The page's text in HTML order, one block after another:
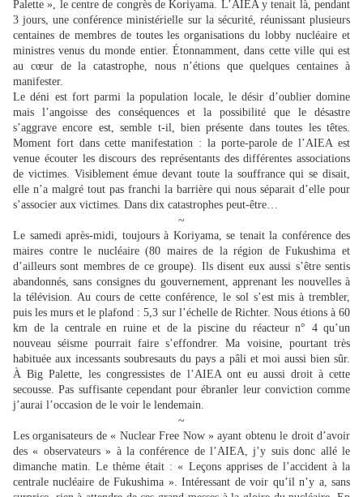
Palette », le centre de congrès de Koriyama. L’AIEA y tenait là, pendant
3 jours, une conférence ministérielle sur la sécurité, réunissant plusieurs
centaines de membres de toutes les organisations du lobby nucléaire et
ministres venus du monde entier. Étonnamment, dans cette ville qui est
au cœur de la catastrophe, nous n’étions que quelques centaines à
manifester.
Le déni est fort parmi la population locale, le désir d’oublier domine
mais l’angoisse des conséquences et la possibilité que le désastre
s’aggrave encore est, semble t-il, bien présente dans toutes les têtes.
Moment fort dans cette manifestation : la porte-parole de l’AIEA est
venue écouter les discours des représentants des différentes associations
de victimes. Visiblement émue devant toute la souffrance qui se disait,
elle n’a malgré tout pas franchi la barrière qui nous séparait d’elle pour
s’associer aux victimes. Dans dix catastrophes peut-être…
~
Le samedi après-midi, toujours à Koriyama, se tenait la conférence des
maires contre le nucléaire (80 maires de la région de Fukushima et
d’ailleurs sont membres de ce groupe). Ils disent eux aussi s’être sentis
abandonnés, sans consignes du gouvernement, apprenant les nouvelles à
la télévision. Au cours de cette conférence, le sol s’est mis à trembler,
puis les murs et le plafond : 5,3 sur l’échelle de Richter. Nous étions à 60
km de la centrale en ruine et de la piscine du réacteur n° 4 qu’un
nouveau séisme pourrait faire s’effondrer. Ma voisine, pourtant très
habituée aux incessants soubresauts du pays a pâli et moi aussi bien sûr.
À Big Palette, les congressistes de l’AIEA ont eu aussi droit à cette
secousse. Pas suffisante cependant pour ébranler leur conviction comme
j’aurai l’occasion de le voir le lendemain.
~
Les organisateurs de « Nuclear Free Now » ayant obtenu le droit d’avoir
des « observateurs » à la conférence de l’AIEA, j’y suis donc allé le
dimanche matin. Le thème était : « Leçons apprises de l’accident à la
centrale nucléaire de Fukushima ». Intéressant de voir qu’il n’y a, sans